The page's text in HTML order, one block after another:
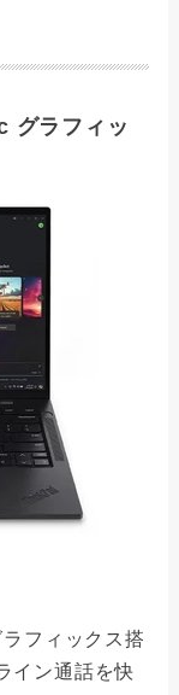
グラフィッ
フィックス搭
イン通話を快